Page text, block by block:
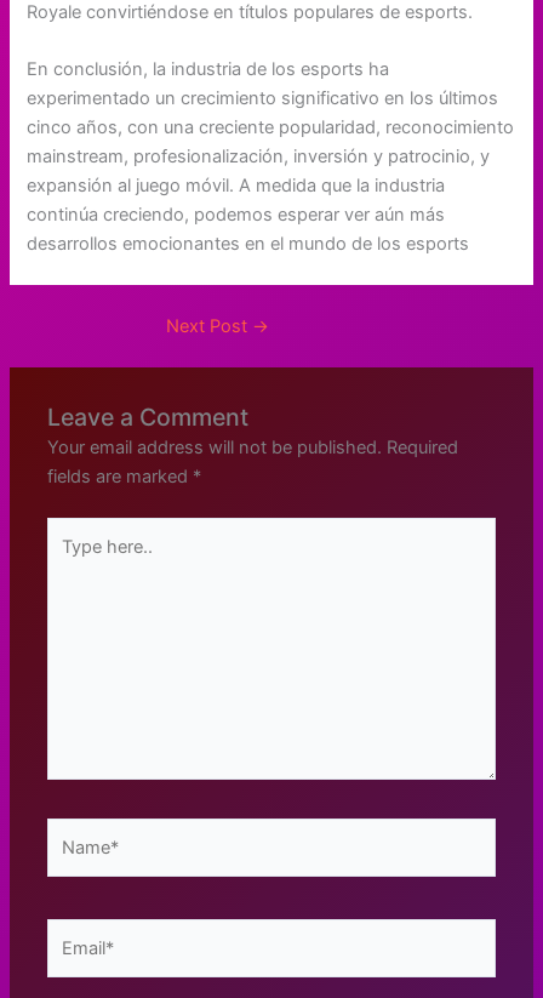
Royale convirtiéndose en títulos populares de esports.
En conclusión, la industria de los esports ha
experimentado un crecimiento significativo en los últimos
cinco años, con una creciente popularidad, reconocimiento
mainstream, profesionalización, inversión y patrocinio, y
expansión al juego móvil. A medida que la industria
continúa creciendo, podemos esperar ver aún más
desarrollos emocionantes en el mundo de los esports
Next Post →
Leave a Comment
Your email address will not be published. Required
fields are marked *
here..